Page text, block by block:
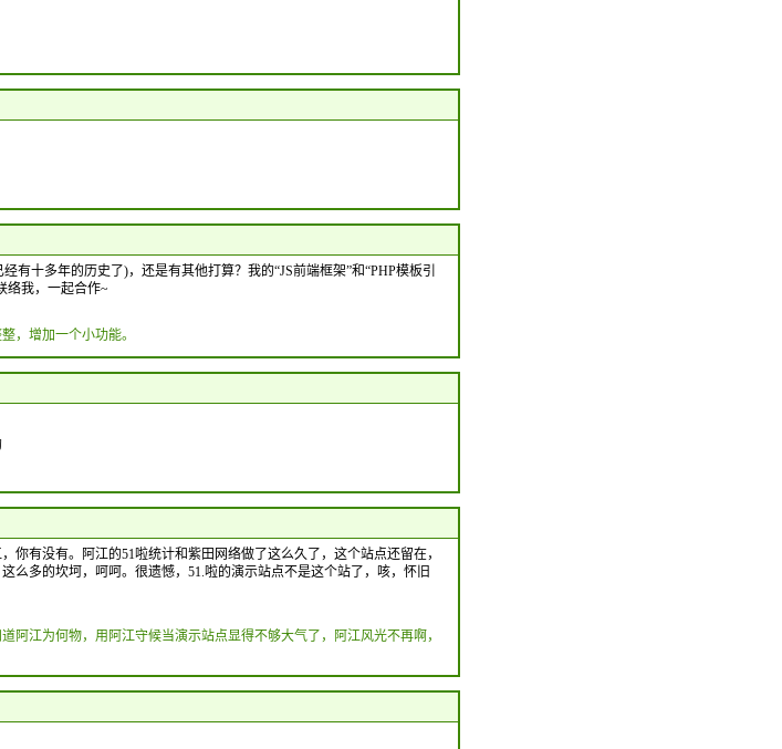
有十多年的历史了)，还是有其他打算？我的“JS前端框架”和“PHP模板引
络我，一起合作~
，增加一个小功能。
有没有。阿江的51啦统计和紫田网络做了这么久了，这个站点还留在，
么多的坎坷，呵呵。很遗憾，51.啦的演示站点不是这个站了，咳，怀旧
阿江为何物，用阿江守候当演示站点显得不够大气了，阿江风光不再啊，